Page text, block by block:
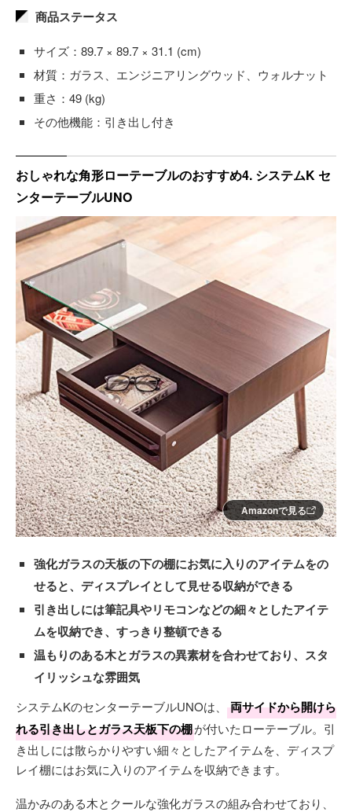
商品ステータス
サイズ：89.7 × 89.7 × 31.1 (cm)
材質：ガラス、エンジニアリングウッド、ウォルナット
重さ：49 (kg)
その他機能：引き出し付き
おしゃれな角形ローテーブルのおすすめ4. システムK セ
ンターテーブルUNO
Amazonで見る
強化ガラスの天板の下の棚にお気に入りのアイテムをの
せると、ディスプレイとして見せる収納ができる
引き出しには筆記具やリモコンなどの細々としたアイテ
ムを収納でき、すっきり整頓できる
温もりのある木とガラスの異素材を合わせており、スタ
イリッシュな雰囲気
システムKのセンターテーブルUNOは、
両サイドから開けら
れる引き出しとガラス天板下の棚が付いたローテーブル。引
き出しには散らかりやすい細々としたアイテムを、ディスプ
レイ棚にはお気に入りのアイテムを収納できます。
温かみのある木とクールな強化ガラスの組み合わせており、